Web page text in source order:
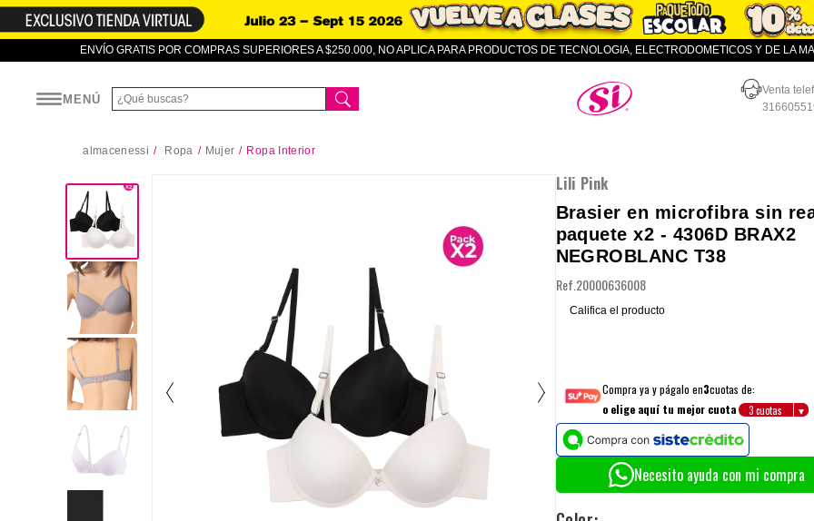
ENVÍO GRATIS POR COMPRAS SUPERIORES A $250.000, NO APLICA PARA PRODUCTOS DE TECNOLOGIA, ELECTRODOMETICOS Y DE LA
MENÚ
Almacenes SI
Venta
almacenessi Ropa Mujer Ropa Interior
Lili Pink
Brasier en microfibra sin
paquete x2 - 4306D BRAX2
NEGROBLANC T38
Ref. 20000636008
Califica el producto
Compra ya y págalo en3cuotas de:
o elige aquí tu mejor cuota
Necesito ayuda con mi compra